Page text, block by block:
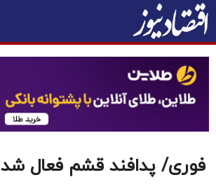
فوری/ پدافند قشم فعال شد